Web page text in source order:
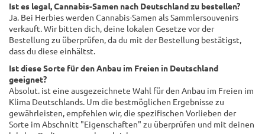
Ist es legal, Cannabis-Samen nach Deutschland zu bestellen?
Ja. Bei Herbies werden Cannabis-Samen als Sammlersouvenirs
verkauft. Wir bitten dich, deine lokalen Gesetze vor der
Bestellung zu überprüfen, da du mit der Bestellung bestätigst,
dass du diese einhältst.
Ist diese Sorte für den Anbau im Freien in Deutschland
geeignet?
Absolut. ist eine ausgezeichnete Wahl für den Anbau im Freien im
Klima Deutschlands. Um die bestmöglichen Ergebnisse zu
gewährleisten, empfehlen wir, die spezifischen Vorlieben der
Sorte im Abschnitt "Eigenschaften" zu überprüfen und mit deinen